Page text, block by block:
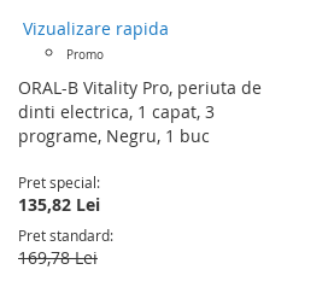
Vizualizare rapida
Promo
ORAL-B Vitality Pro, periuta de
dinti electrica, 1 capat, 3
programe, Negru, 1 buc
Pret special
135,82 Lei
Pret standard
169,78 Lei